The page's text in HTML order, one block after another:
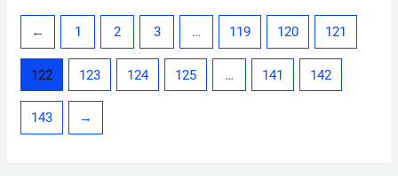
← 1 2 3 … 119 120 121
122 123 124 125 … 141 142
143 →